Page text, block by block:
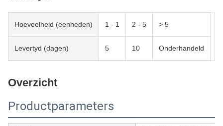
Hoeveelheid (eenheden) 1 - 1 2 - 5 > 5
Levertyd (dagen) 5 10 Onderhandeld
Overzicht
Productparameters